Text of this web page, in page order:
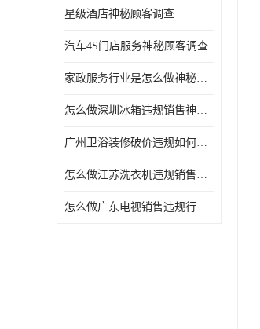
星级酒店神秘顾客调查
汽车4S门店服务神秘顾客调查
家政服务行业是怎么做神秘顾客调研
怎么做深圳冰箱违规销售神秘顾客检测
广州卫浴装修破价违规如何进行神秘顾客暗访调查
怎么做江苏洗衣机违规销售神秘顾客检测
怎么做广东电视销售违规行为神秘顾客检测